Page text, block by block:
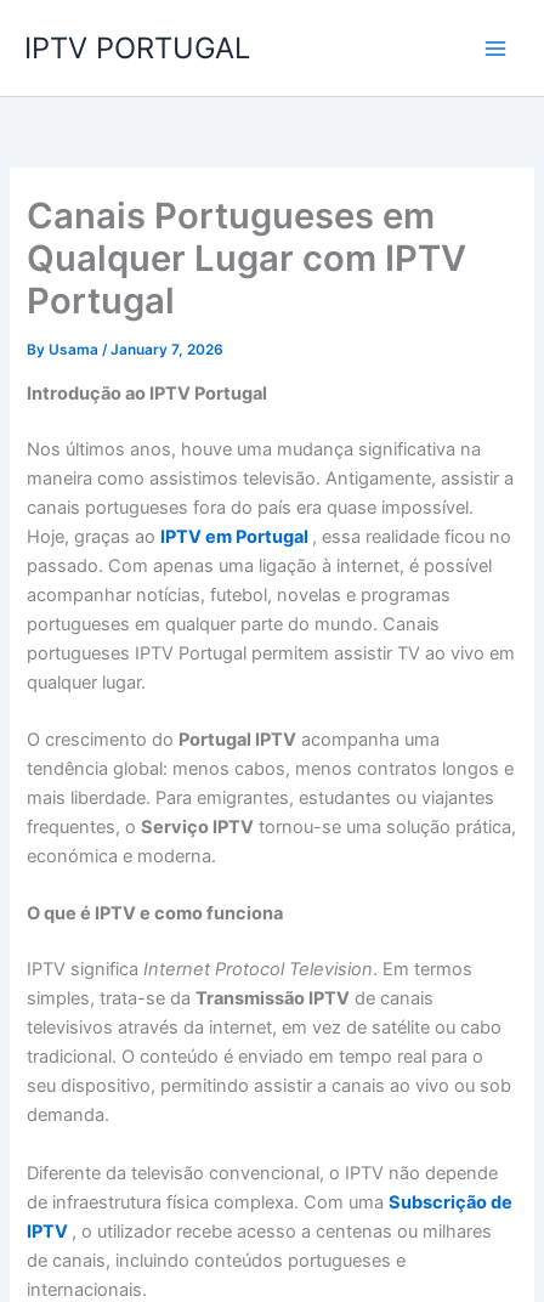
IPTV PORTUGAL
Canais Portugueses em
Qualquer Lugar com IPTV
Portugal
ByUsama/January 7, 2026
Introdução ao IPTV Portugal
Nos últimos anos, houve uma mudança significativa na
maneira como assistimos televisão. Antigamente, assistir a
canais portugueses fora do país era quase impossível.
Hoje, graças ao IPTV em Portugal , essa realidade ficou no
passado. Com apenas uma ligação à internet, é possível
acompanhar notícias, futebol, novelas e programas
portugueses em qualquer parte do mundo. Canais
portugueses IPTV Portugal permitem assistir TV ao vivo em
qualquer lugar.
O crescimento do Portugal IPTV acompanha uma
tendência global: menos cabos, menos contratos longos e
mais liberdade. Para emigrantes, estudantes ou viajantes
frequentes, oServiço IPTV tornou-se uma solução prática,
económica e moderna.
O que é IPTV e como funciona
IPTV significaInternet Protocol Television. Em termos
simples, trata-se daTransmissão IPTV de canais
televisivos através da internet, em vez de satélite ou cabo
tradicional. O conteúdo é enviado em tempo real para o
seu dispositivo, permitindo assistir a canais ao vivo ou sob
demanda.
Diferente da televisão convencional, o IPTV não depende
de infraestrutura física complexa. Com umaSubscrição de
IPTV , o utilizador recebe acesso a centenas ou milhares
de canais, incluindo conteúdos portugueses e
internacionais.